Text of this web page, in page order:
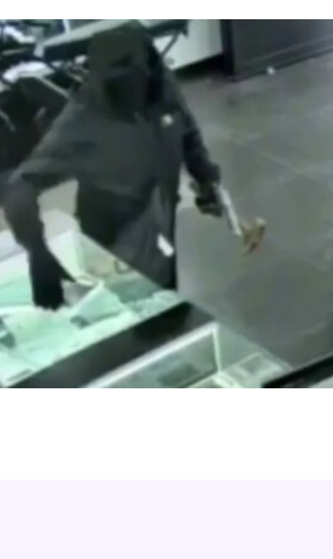
l'article "Deux mineurs